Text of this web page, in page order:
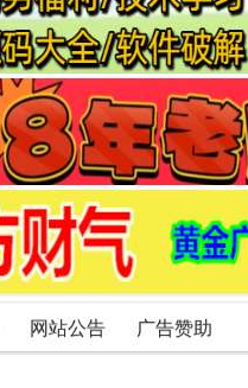
网站公告 广告赞助